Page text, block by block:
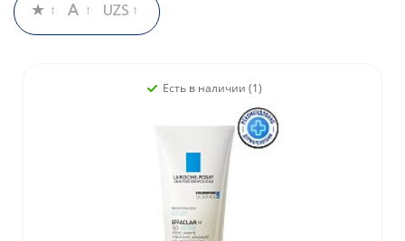
Есть в наличии (1)